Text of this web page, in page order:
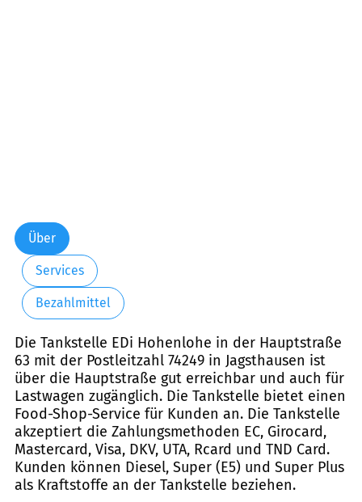
Über
Services
Bezahlmittel
Die Tankstelle EDi Hohenlohe in der Hauptstraße
63 mit der Postleitzahl 74249 in Jagsthausen ist
über die Hauptstraße gut erreichbar und auch für
Lastwagen zugänglich. Die Tankstelle bietet einen
Food-Shop-Service für Kunden an. Die Tankstelle
akzeptiert die Zahlungsmethoden EC, Girocard,
Mastercard, Visa, DKV, UTA, Rcard und TND Card.
Kunden können Diesel, Super (E5) und Super Plus
als Kraftstoffe an der Tankstelle beziehen.